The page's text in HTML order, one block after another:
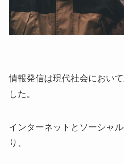
情報発信は現代社会におい
した。
インターネットとソーシャ
り、